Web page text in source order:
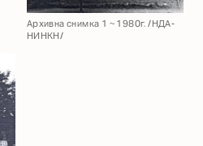
Архивна снимка 1 ~ 1980г. /НДА-
НИНКН/